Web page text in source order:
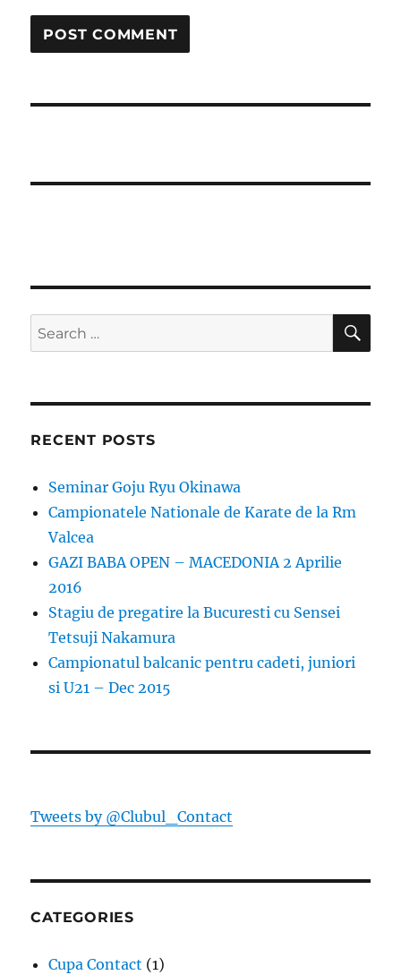
Search
for:
RECENT POSTS
Seminar Goju Ryu Okinawa
Campionatele Nationale de Karate de la Rm
Valcea
GAZI BABA OPEN – MACEDONIA 2 Aprilie
2016
Stagiu de pregatire la Bucuresti cu Sensei
Tetsuji Nakamura
Campionatul balcanic pentru cadeti, juniori
si U21 – Dec 2015
Tweets by @Clubul_Contact
CATEGORIES
Cupa Contact (1)